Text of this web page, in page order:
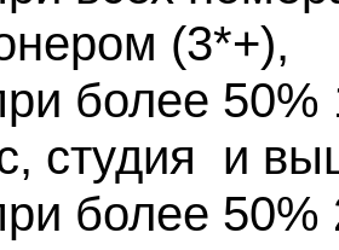
(3*+),
более
студия и
более